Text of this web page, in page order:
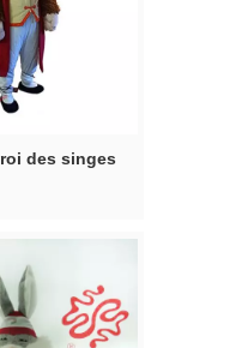
des singes